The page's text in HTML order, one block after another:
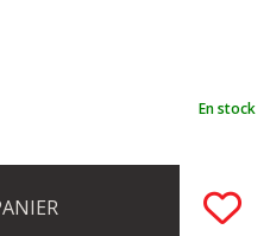
En stock